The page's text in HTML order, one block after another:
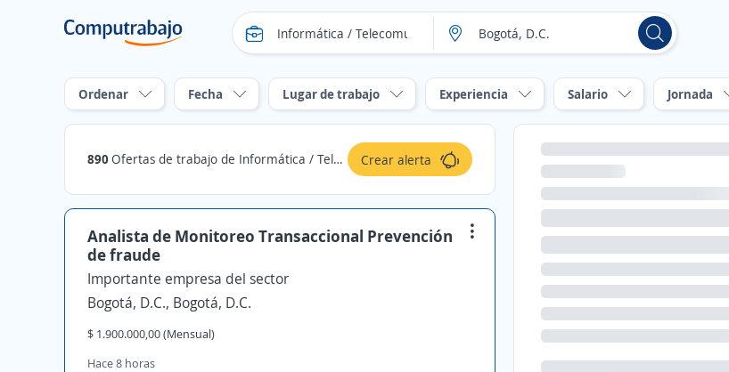
Ordenar Fecha Lugar de trabajo Experiencia Salario Jornada
890 Ofertas de trabajo de Informática / Telecomunicaciones en Bogotá, D.C. Crear alerta
Analista de Monitoreo Transaccional Prevención
de fraude
Importante empresa del sector
Bogotá, D.C., Bogotá, D.C.
$ 1.900.000,00 (Mensual)
Hace 8 horas